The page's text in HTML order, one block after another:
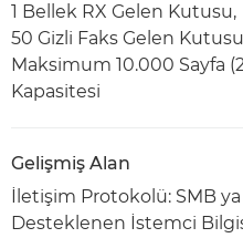
1 Bellek RX Gelen Kutusu,
50 Gizli Faks Gelen Kutusu
Maksimum 10.000 Sayfa
Kapasitesi
Gelişmiş Alan
İletişim Protokolü: SMB
Desteklenen İstemci